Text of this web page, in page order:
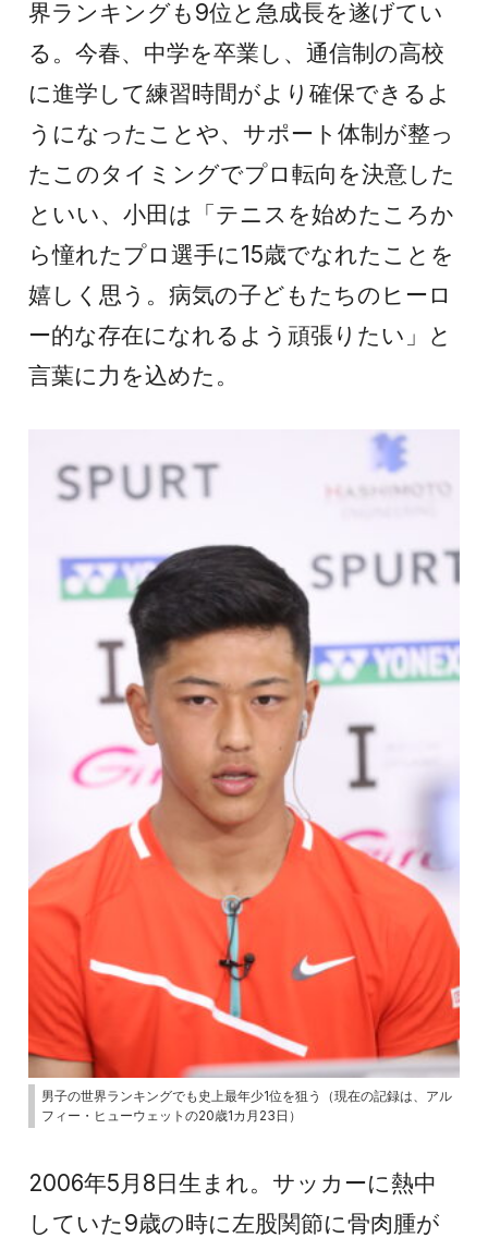
界ランキングも9位と急成長を遂げてい
る。今春、中学を卒業し、通信制の高校
に進学して練習時間がより確保できるよ
うになったことや、サポート体制が整っ
たこのタイミングでプロ転向を決意した
といい、小田は「テニスを始めたころか
ら憧れたプロ選手に15歳でなれたことを
嬉しく思う。病気の子どもたちのヒーロ
ー的な存在になれるよう頑張りたい」と
言葉に力を込めた。
男子の世界ランキングでも史上最年少1位を狙う（現在の記録は、アル
フィー・ヒューウェットの20歳1カ月23日）
2006年5月8日生まれ。サッカーに熱中
していた9歳の時に左股関節に骨肉腫が